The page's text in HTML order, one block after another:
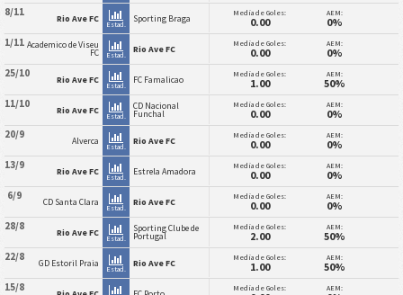
8/11 Rio Ave FC
Estad.
Sporting Braga Media de Goles:
0.00
AEM:
0%
1/11 Academico de Viseu
FC Estad.
Rio Ave FC Media de Goles:
0.00
AEM:
0%
25/10 Rio Ave FC
Estad.
FC Famalicao Media de Goles:
1.00
AEM:
50%
11/10 Rio Ave FC
Estad.
CD Nacional
Funchal
Media de Goles:
0.00
AEM:
0%
20/9 Alverca
Estad.
Rio Ave FC Media de Goles:
0.00
AEM:
0%
13/9 Rio Ave FC
Estad.
Estrela Amadora Media de Goles:
0.00
AEM:
0%
6/9 CD Santa Clara
Estad.
Rio Ave FC Media de Goles:
0.00
AEM:
0%
28/8 Rio Ave FC
Estad.
Sporting Clube de
Portugal
Media de Goles:
2.00
AEM:
50%
22/8 GD Estoril Praia
Estad.
Rio Ave FC Media de Goles:
1.00
AEM:
50%
15/8 Media de Goles: AEM: